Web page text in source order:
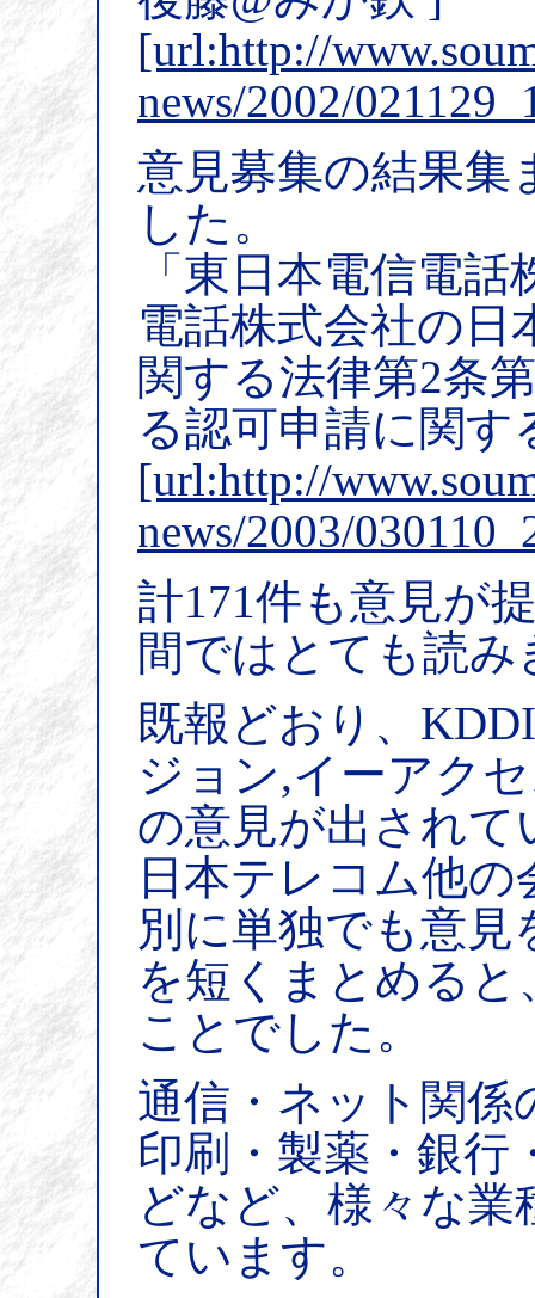
[url:http://
news/2002/
意見募集の結果集
した。
「東日本電信電
電話株式会社の日
関する法律第2条
る認可申請に関す
[url:http://
news/2003/
計171件も意見が
間ではとても読
既報どおり、
ジョン,イーアク
の意見が出され
日本テレコム他
別に単独でも意
を短くまとめる
ことでした。
通信・ネット関係
印刷・製薬・銀行
どなど、様々な
ています。